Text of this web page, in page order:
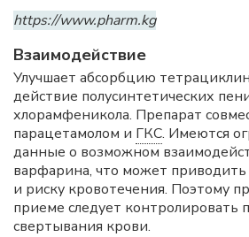
https://www.pharm.kg
Взаимодействие
Улучшает абсорбцию
действие полусинтетических
хлорамфеникола. Препарат
парацетамолом и ГКС. Имеются
данные о возможном
варфарина, что может
и риску кровотечения. Поэтому
приеме следует контролировать
свертывания крови.